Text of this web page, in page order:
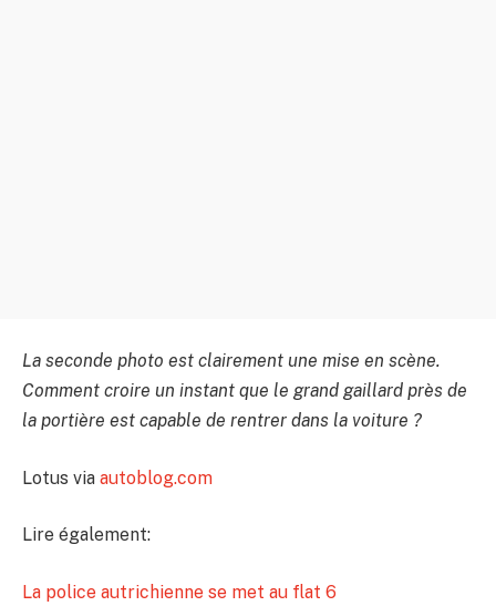
La seconde photo est clairement une mise en scène.
Comment croire un instant que le grand gaillard près de
la portière est capable de rentrer dans la voiture ?
Lotus via autoblog.com
Lire également:
La police autrichienne se met au flat 6